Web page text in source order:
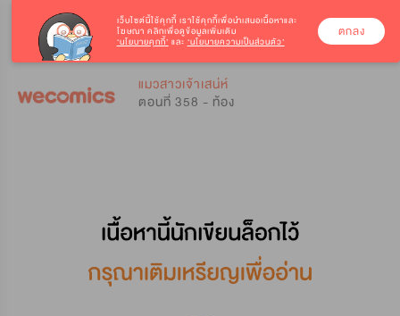
แมวสาวเจ้าเสน่ห์
ตอนที่ 358 - ท้อง
เว็บไซต์นี้ใช้คุกกี้ เราใช้คุกกี้เพื่อนำเสนอเนื้อหาและ
โฆษณา คลิกเพื่อดูข้อมูลเพิ่มเติม
‘นโยบายคุกกี้’ และ ‘นโยบายความเป็นส่วนตัว’
ตกลง